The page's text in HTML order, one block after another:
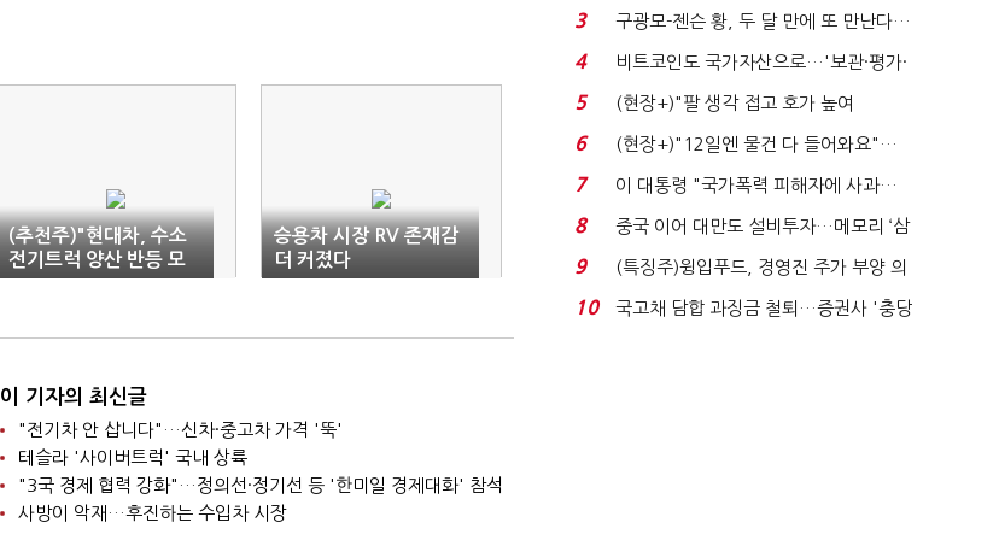
(추천주)"현대차, 수소
전기트럭 양산 반등 모
멘텀"
승용차 시장 RV 존재감
더 커졌다
이 기자의 최신글
"전기차 안 삽니다"…신차·중고차 가격 '뚝'
테슬라 '사이버트럭' 국내 상륙
"3국 경제 협력 강화"…정의선·정기선 등 '한미일 경제대화' 참석
사방이 악재…후진하는 수입차 시장
청래 "반명 공세 사...
3
구광모-젠슨 황, 두 달 만에 또 만난다…
로봇·AI 등 논...
4
비트코인도 국가자산으로…'보관·평가·
처분' 기준은 ...
5
(현장+)"팔 생각 접고 호가 높여
요"…'덜 똘똘한 한 채' 20...
6
(현장+)"12일엔 물건 다 들어와요"…
빈 매대 채우며 문 연 ...
7
이 대통령 "국가폭력 피해자에 사과…
적극적 조사로 진...
8
중국 이어 대만도 설비투자…메모리 ‘삼
국전쟁’
9
(특징주)윙입푸드, 경영진 주가 부양 의
지에 상한가...
10
국고채 담합 과징금 철퇴…증권사 '충당